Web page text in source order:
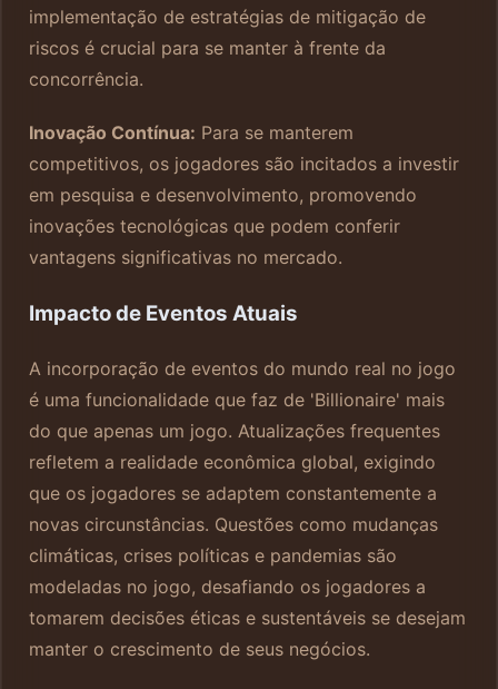
implementação de estratégias de mitigação de
riscos é crucial para se manter à frente da
concorrência.
Inovação Contínua: Para se manterem
competitivos, os jogadores são incitados a investir
em pesquisa e desenvolvimento, promovendo
inovações tecnológicas que podem conferir
vantagens significativas no mercado.
Impacto de Eventos Atuais
A incorporação de eventos do mundo real no jogo
é uma funcionalidade que faz de 'Billionaire' mais
do que apenas um jogo. Atualizações frequentes
refletem a realidade econômica global, exigindo
que os jogadores se adaptem constantemente a
novas circunstâncias. Questões como mudanças
climáticas, crises políticas e pandemias são
modeladas no jogo, desafiando os jogadores a
tomarem decisões éticas e sustentáveis se desejam
manter o crescimento de seus negócios.